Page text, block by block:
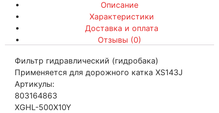
Описание
Характеристики
Доставка и оплата
Отзывы (0)
Фильтр гидравлический (гидробака)
Применяется для дорожного катка XS143J
Артикулы:
803164863
XGHL-500X10Y